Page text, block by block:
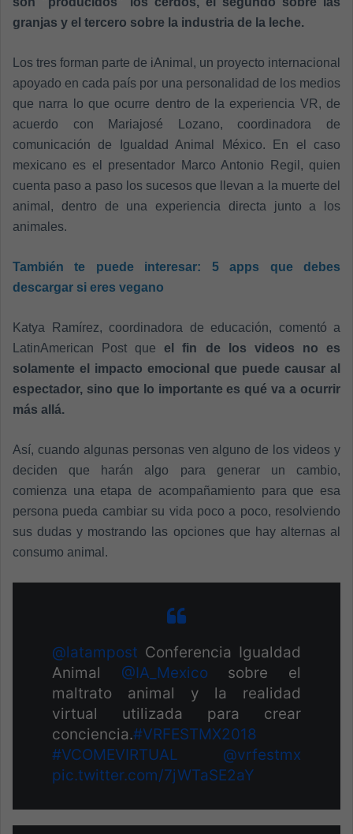
granjas y el tercero sobre la industria de la leche.
Los tres forman parte de iAnimal, un proyecto internacional
apoyado en cada país por una personalidad de los medios
que narra lo que ocurre dentro de la experiencia VR, de
acuerdo con Mariajosé Lozano, coordinadora de
comunicación de Igualdad Animal México.
En el caso
mexicano es el presentador Marco Antonio Regil, quien
cuenta paso a paso los sucesos que llevan a la muerte del
animal, dentro de una experiencia directa junto a los
animales.
También te puede interesar: 5 apps que debes
descargar si eres vegano
Katya Ramírez, coordinadora de educación, comentó a
LatinAmerican Post queel fin de los videos no es
solamente el impacto emocional que puede causar al
espectador, sino que lo importante es qué va a ocurrir
más allá.
Así, cuando algunas personas ven alguno de los videos y
deciden que harán algo para generar un cambio,
comienza una etapa de acompañamiento para que esa
persona pueda cambiar su vida poco a poco, resolviendo
sus dudas y mostrando las opciones que hay alternas al
consumo animal.
@latampost Conferencia Igualdad
Animal @IA_Mexicosobre el
maltrato animal y la realidad
virtual utilizada para crear
conciencia.#VRFESTMX2018
#VCOMEVIRTUAL
@vrfestmx
pic.twitter.com/7jWTaSE2aY